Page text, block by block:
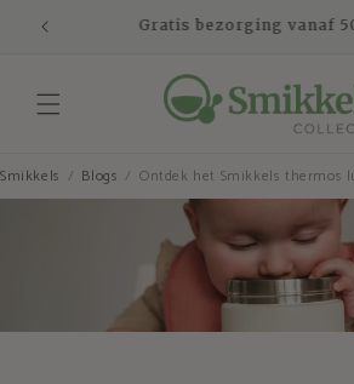
naar de Veilig betalen en 30 dagen
Smikkels Blogs Ontdek het Smikkels thermos